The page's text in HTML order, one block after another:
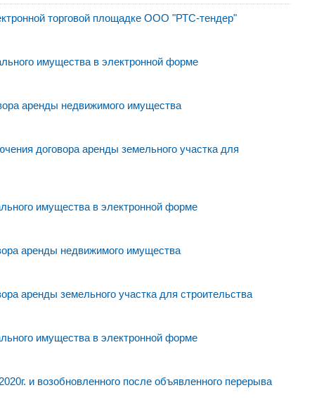
торговой площадке ООО "РТС-тендер"
имущества в электронной форме
аренды недвижимого имущества
договора аренды земельного участка для
имущества в электронной форме
аренды недвижимого имущества
аренды земельного участка для строительства
имущества в электронной форме
и возобновленного после объявленного перерыва